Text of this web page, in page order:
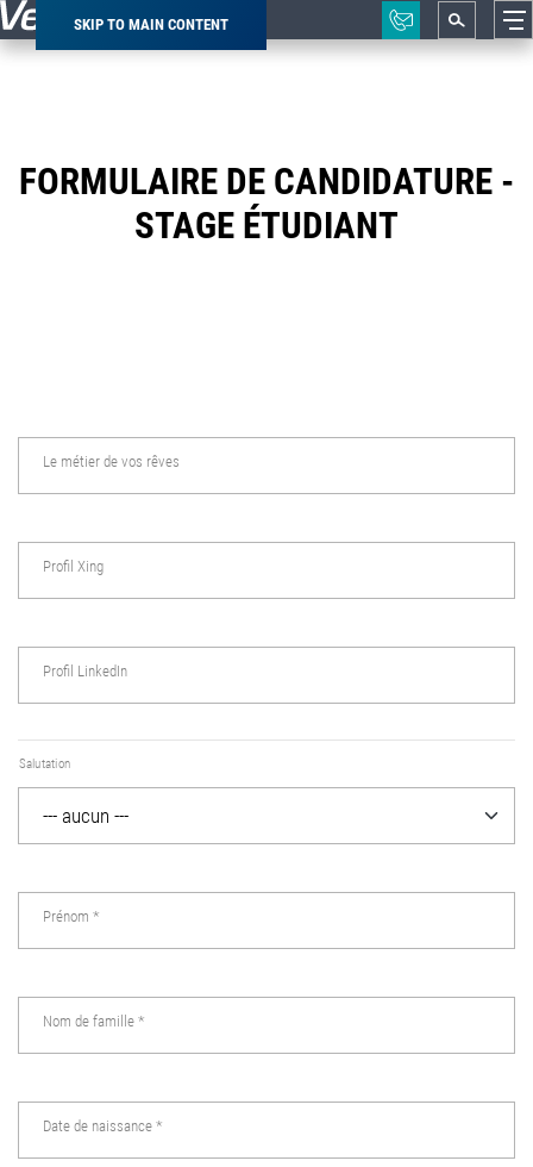
SKIP TO MAIN CONTENT
Breadcrumb
FORMULAIRE DE CANDIDATURE -
STAGE ÉTUDIANT
Le métier de vos rêves
Profil Xing
Profil LinkedIn
Salutation
Prénom *
Nom de famille *
Date de naissance *